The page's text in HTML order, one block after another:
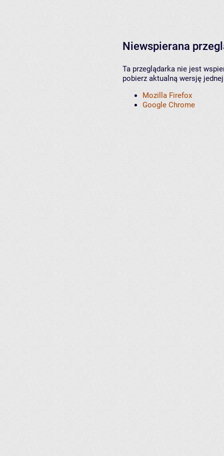
Niewspierana
Ta przeglądarka nie jest
pobierz aktualną wersję
Mozilla Firefox
Google Chrome